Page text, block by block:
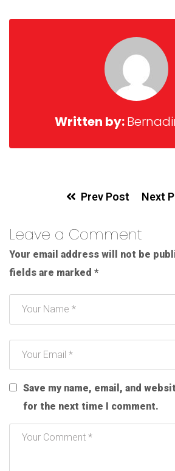
Written by:
Prev Post Next
Leave a Comment
Your email address will not be
fields are marked *
Save my name, email, and
for the next time I comment.